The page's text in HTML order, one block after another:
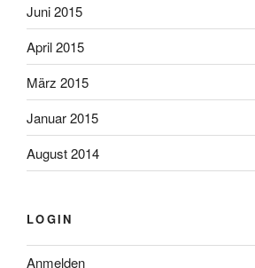
Juni 2015
April 2015
März 2015
Januar 2015
August 2014
LOGIN
Anmelden